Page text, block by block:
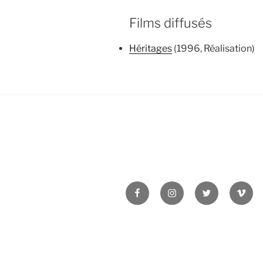
Films diffusés
Héritages (1996, Réalisation)
FacebookInstagramTwitter